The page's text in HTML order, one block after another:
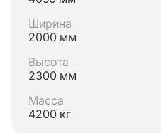
Ширина
2000 мм
Высота
2300 мм
Масса
4200 кг